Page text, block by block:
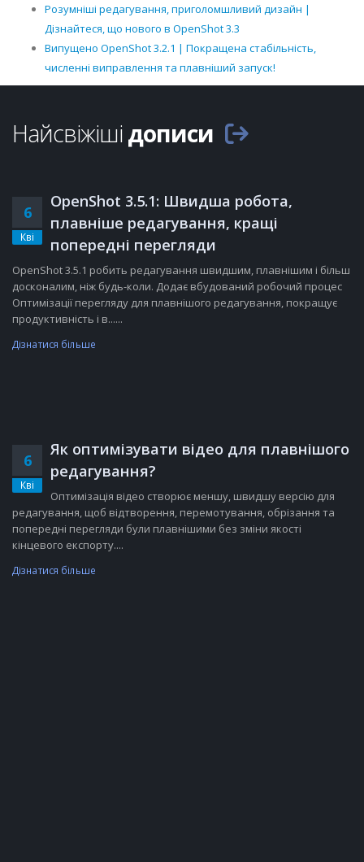
Розумніші редагування, приголомшливий дизайн |
Дізнайтеся, що нового в OpenShot 3.3
Випущено OpenShot 3.2.1 | Покращена стабільність,
численні виправлення та плавніший запуск!
Найсвіжішідописи
6
Кві
OpenShot 3.5.1: Швидша робота,
плавніше редагування, кращі
попередні перегляди
OpenShot 3.5.1 робить редагування швидшим, плавнішим і більш
досконалим, ніж будь-коли. Додає вбудований робочий процес
Оптимізації перегляду для плавнішого редагування, покращує
продуктивність і в......
Дізнатися більше
6
Кві
Як оптимізувати відео для плавнішого
редагування?
Оптимізація відео створює меншу, швидшу версію для
редагування, щоб відтворення, перемотування, обрізання та
попередні перегляди були плавнішими без зміни якості
кінцевого експорту....
Дізнатися більше